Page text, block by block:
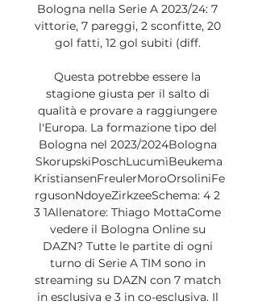
Bologna nella Serie A 2023/24: 7
vittorie, 7 pareggi, 2 sconfitte, 20
gol fatti, 12 gol subiti (diff.
Questa potrebbe essere la
stagione giusta per il salto di
qualità e provare a raggiungere
l'Europa. La formazione tipo del
Bologna nel 2023/2024Bologna
SkorupskiPoschLucumìBeukema
KristiansenFreulerMoroOrsoliniFe
rgusonNdoyeZirkzeeSchema: 4 2
3 1Allenatore: Thiago MottaCome
vedere il Bologna Online su
DAZN? Tutte le partite di ogni
turno di Serie A TIM sono in
streaming su DAZN con 7 match
in esclusiva e 3 in co-esclusiva. Il